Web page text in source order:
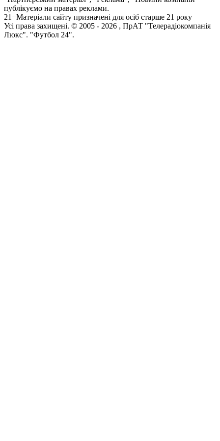
публікуємо на правах реклами.
21+Матеріали сайту призначені для осіб старше 21 року
Усi права захищенi. © 2005 - 2026 , ПрАТ "Телерадіокомпанія
Люкс". "Футбол 24".